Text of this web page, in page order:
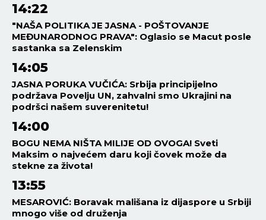
14:22
"NAŠA POLITIKA JE JASNA - POŠTOVANJE
MEĐUNARODNOG PRAVA": Oglasio se Macut posle
sastanka sa Zelenskim
14:05
JASNA PORUKA VUČIĆA: Srbija principijelno
podržava Povelju UN, zahvalni smo Ukrajini na
podršci našem suverenitetu!
14:00
BOGU NEMA NIŠTA MILIJE OD OVOGA! Sveti
Maksim o najvećem daru koji čovek može da
stekne za života!
13:55
MESAROVIĆ: Boravak mališana iz dijaspore u Srbiji
mnogo više od druženja